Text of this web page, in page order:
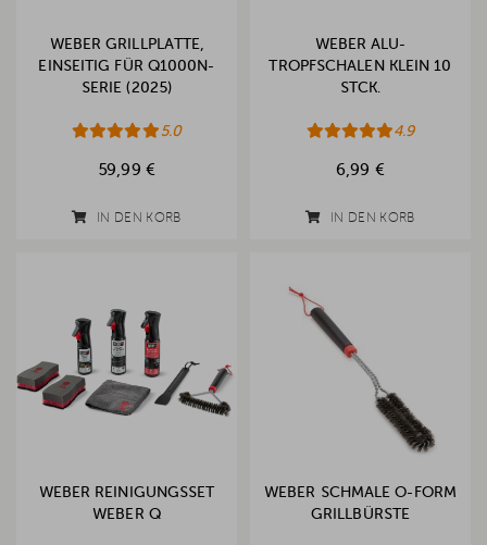
WEBER GRILLPLATTE,
EINSEITIG FÜR Q1000N-
SERIE (2025)
5.0
59,99 €
IN DEN KORB
WEBER ALU-
TROPFSCHALEN KLEIN 10
STCK.
4.9
6,99 €
IN DEN KORB
WEBER REINIGUNGSSET
WEBER Q
WEBER SCHMALE O-FORM
GRILLBÜRSTE